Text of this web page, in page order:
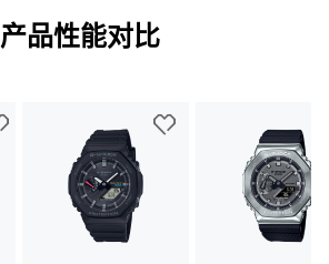
产品性能对比